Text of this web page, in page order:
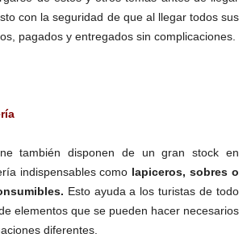
con la seguridad de que al llegar todos sus
pagados y entregados sin complicaciones.
también disponen de un gran stock en
indispensables como lapiceros, sobres o
Esto ayuda a los turistas de todo
elementos que se pueden hacer necesarios
diferentes.